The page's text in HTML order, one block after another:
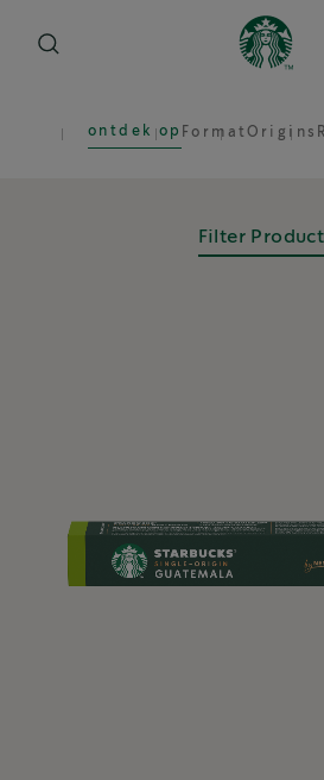
ontdek op FormatOrigins
Filter